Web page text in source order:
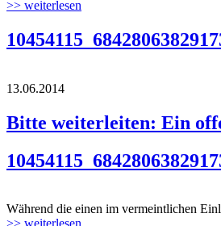
>> weiterlesen
13.06.2014
Bitte weiterleiten: Ein
Während die einen im vermeintlichen